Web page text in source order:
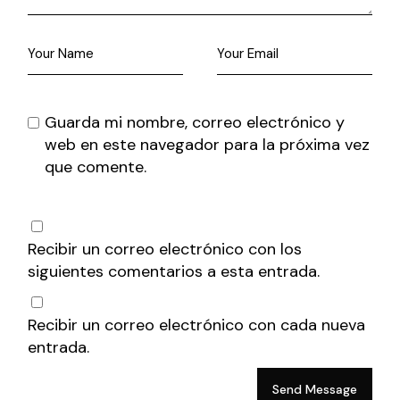
Guarda mi nombre, correo electrónico y
web en este navegador para la próxima vez
que comente.
Recibir un correo electrónico con los
siguientes comentarios a esta entrada.
Recibir un correo electrónico con cada nueva
entrada.
Send Message